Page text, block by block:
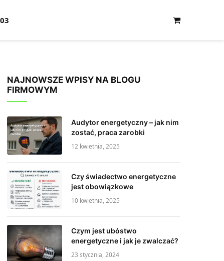
Shopping
NAJNOWSZE WPISY NA BLOGU
FIRMOWYM
Audytor energetyczny – jak nim
zostać, praca zarobki
12 kwietnia, 2025
Czy świadectwo energetyczne
jest obowiązkowe
10 kwietnia, 2025
Czym jest ubóstwo
energetyczne i jak je zwalczać?
23 stycznia, 2024